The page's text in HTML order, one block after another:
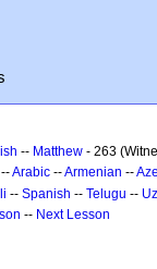
-- Matthew - 263
Arabic --Armenian --
-- Spanish -- Telugu --
-- Next Lesson